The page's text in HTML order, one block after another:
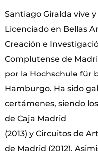
Santiago Giralda vive
Licenciado en Bellas
Creación e
Complutense de
por la Hochschule für
Hamburgo. Ha sido
certámenes, siendo
de Caja Madrid
(2013) y Circuitos de
de Madrid (2012).